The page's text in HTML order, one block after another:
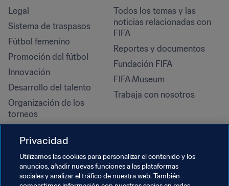
Legal
Sistema de traspasos
Fútbol femenino
Promoción del fútbol
Innovación
Desarrollo del talento
Organización de los
torneos
Derechos humanos y lucha
contra la discriminación
Salud y atención médica
Todos los temas y las
noticias relacionadas con
FIFA
Reportes y documentos
Fundación FIFA
FIFA Museum
Trabaja con nosotros
Privacidad
Utilizamos las cookies para personalizar el contenido y los
anuncios, añadir nuevas funciones a las plataformas
sociales y analizar el tráfico de nuestra web. También